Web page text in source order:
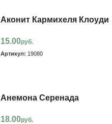
Аконит Кармихеля Клоуди
15.00руб.
Артикул: 19080
Анемона Серенада
18.00руб.